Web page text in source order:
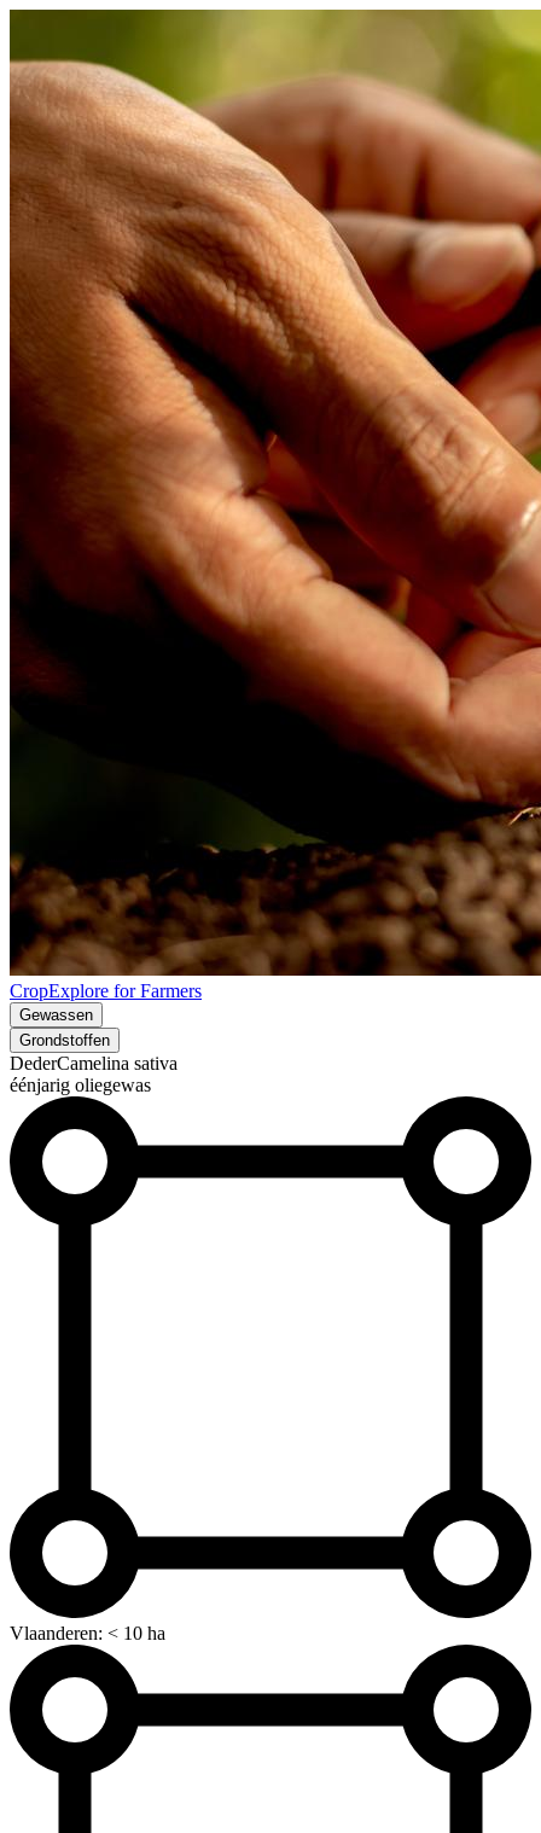
CropExplore for Farmers
Gewassen
Grondstoffen
DederCamelina sativa
éénjarig oliegewas
Vlaanderen: < 10 ha